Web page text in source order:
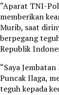
“Aparat TNI-
memberikan
Murib, saat
berpegang
Republik
“Saya
Puncak Ilaga,
teguh kepada